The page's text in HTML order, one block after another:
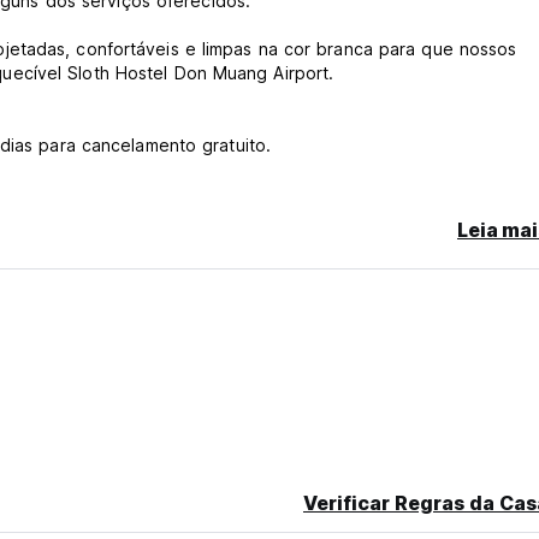
confortáveis ​​e limpas na cor branca para que nossos
Sloth Hostel Don Muang Airport.
para cancelamento gratuito.
Baht)
500 Baht).
que esteja sob influência de drogas ou álcool e se comporte
check in e check out, nos demais dias será cobrado 100
de perda ou dano, poderá ser aplicada uma taxa de
sem autorização serão aplicadas diferentes tarifas de
Leia
Verificar Regras da